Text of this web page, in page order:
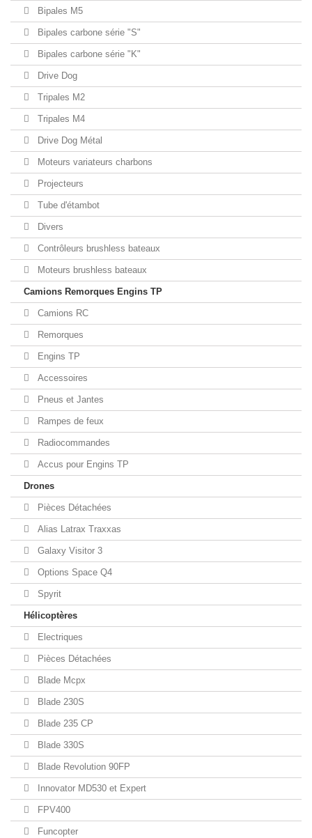
Bipales M5
Bipales carbone série "S"
Bipales carbone série "K"
Drive Dog
Tripales M2
Tripales M4
Drive Dog Métal
Moteurs variateurs charbons
Projecteurs
Tube d'étambot
Divers
Contrôleurs brushless bateaux
Moteurs brushless bateaux
Camions Remorques Engins TP
Camions RC
Remorques
Engins TP
Accessoires
Pneus et Jantes
Rampes de feux
Radiocommandes
Accus pour Engins TP
Drones
Pièces Détachées
Alias Latrax Traxxas
Galaxy Visitor 3
Options Space Q4
Spyrit
Hélicoptères
Electriques
Pièces Détachées
Blade Mcpx
Blade 230S
Blade 235 CP
Blade 330S
Blade Revolution 90FP
Innovator MD530 et Expert
FPV400
Funcopter